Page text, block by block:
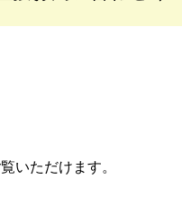
覧いただけます。